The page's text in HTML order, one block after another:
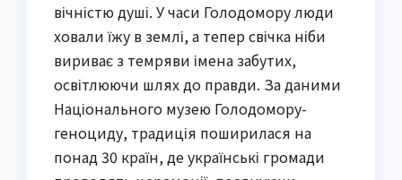
вічністю душі. У часи Голодомору люди
ховали їжу в землі, а тепер свічка ніби
вириває з темряви імена забутих,
освітлюючи шлях до правди. За даними
Національного музею Голодомору-
геноциду, традиція поширилася на
понад 30 країн, де українські громади